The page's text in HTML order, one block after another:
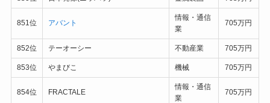
851位 アバント
情報・通信
業
705万円
852位 テーオーシー 不動産業 705万円
853位 やまびこ 機械 705万円
854位 FRACTALE
情報・通信
業
705万円